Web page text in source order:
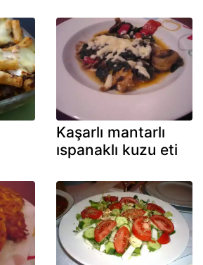
Kaşarlı mantarlı
ıspanaklı kuzu eti